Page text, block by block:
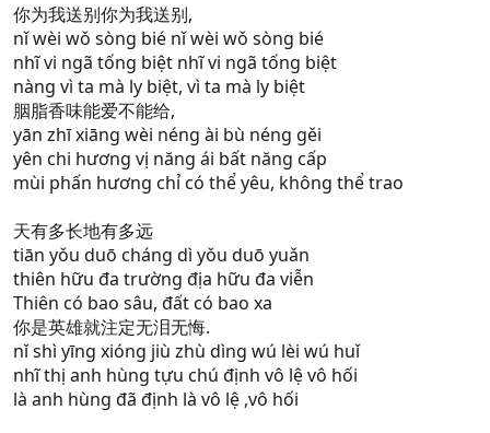
你为我送别你为我送别,
nǐ wèi wǒ sòng bié nǐ wèi wǒ sòng bié
nhĩ vi ngã tống biệt nhĩ vi ngã tống biệt
nàng vì ta mà ly biệt, vì ta mà ly biệt
胭脂香味能爱不能给,
yān zhī xiāng wèi néng ài bù néng gěi
yên chi hương vị năng ái bất năng cấp
mùi phấn hương chỉ có thể yêu, không thể trao
天有多长地有多远
tiān yǒu duō cháng dì yǒu duō yuǎn
thiên hữu đa trường địa hữu đa viễn
Thiên có bao sâu, đất có bao xa
你是英雄就注定无泪无悔.
nǐ shì yīng xióng jiù zhù dìng wú lèi wú huǐ
nhĩ thị anh hùng tựu chú định vô lệ vô hối
là anh hùng đã định là vô lệ ,vô hối